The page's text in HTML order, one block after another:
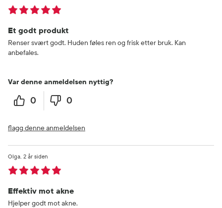
Et godt produkt
Renser svært godt. Huden føles ren og frisk etter bruk. Kan
anbefales.
Var denne anmeldelsen nyttig?
0 0
flagg denne anmeldelsen
Effektiv mot akne
2 år siden
Olga
Hjelper godt mot akne.